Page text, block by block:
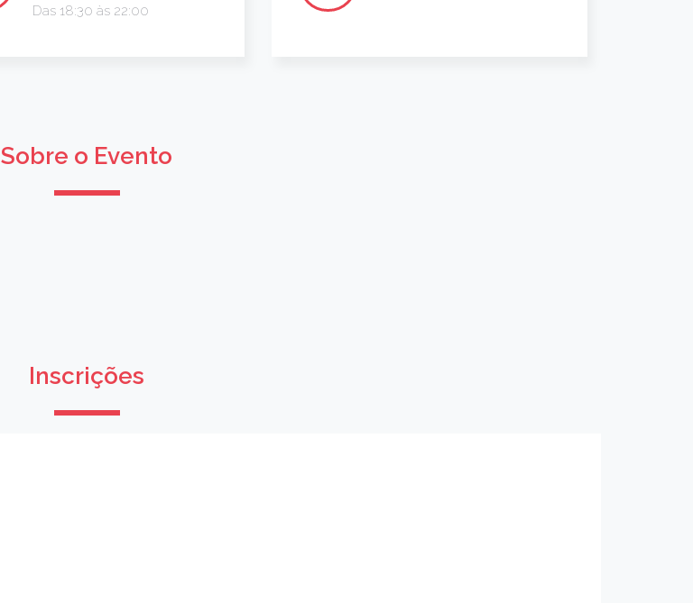
Das 18:30 às 22:00
Sobre o Evento
Inscrições